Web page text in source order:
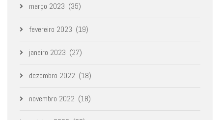
março 2023 (35)
fevereiro 2023 (19)
janeiro 2023 (27)
dezembro 2022 (18)
novembro 2022 (18)